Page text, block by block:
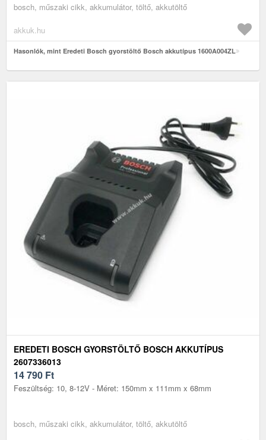
bosch, műszaki cikk, akkumulátor, töltő, akkutöltő
akkuk.hu
Hasonlók, mint Eredeti Bosch gyorstöltő Bosch akkutípus 1600A004ZL
EREDETI BOSCH GYORSTÖLTŐ BOSCH AKKUTÍPUS
2607336013
14 790 Ft
Feszültség: 10, 8-12V - Méret: 150mm x 111mm x 68mm
bosch, műszaki cikk, akkumulátor, töltő, akkutöltő